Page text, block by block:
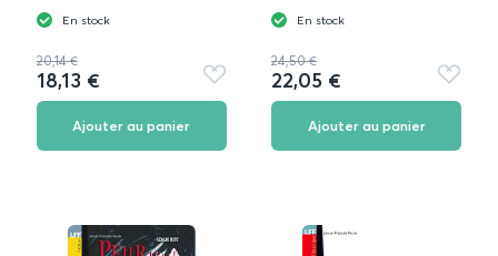
En stock
20,14 €
18,13 €
Ajouter
aux
Ajouter au panier
En stock
24,50 €
22,05 €
Ajouter
aux
Ajouter au panier